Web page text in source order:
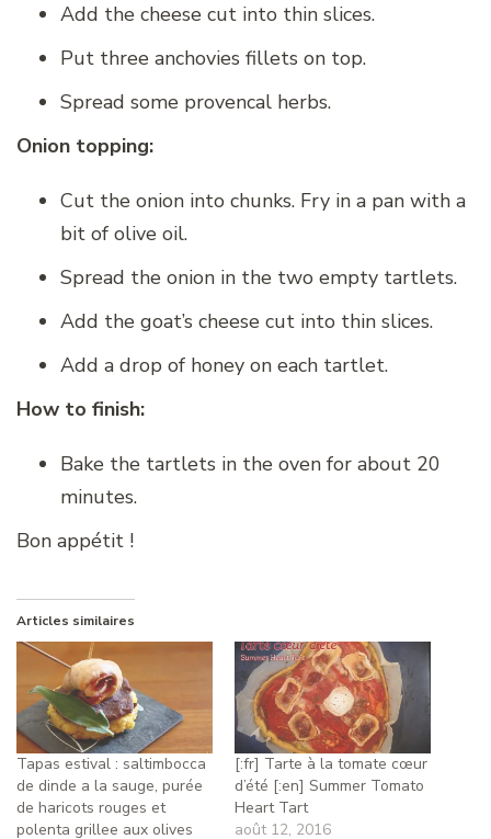
Add the cheese cut into thin slices.
Put three anchovies fillets on top.
Spread some provencal herbs.
Onion topping:
Cut the onion into chunks. Fry in a pan with a
bit of olive oil.
Spread the onion in the two empty tartlets.
Add the goat’s cheese cut into thin slices.
Add a drop of honey on each tartlet.
How to finish:
Bake the tartlets in the oven for about 20
minutes.
Bon appétit !
Articles similaires
Tapas estival : saltimbocca
de dinde a la sauge, purée
de haricots rouges et
polenta grillee aux olives
[:fr] Tarte à la tomate cœur
d’été [:en] Summer Tomato
Heart Tart
août 12, 2016